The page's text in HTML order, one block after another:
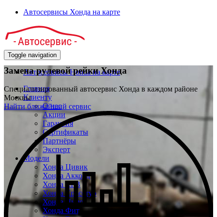
Автосервисы Хонда на карте
Toggle navigation
Автосервисы Honda на карте
Главная
Клиенту
О нас
Акции
Гарантия
Сертификаты
Партнёры
Эксперт
Модели
Хонда Цивик
Хонда Аккорд
Хонда СРВ
Хонда Кросстур
Хонда Пилот
Хонда Фит
Замена рулевой рейки Хонда
Специализированный автосервис Хонда в каждом районе
Москвы
Найти ближайший сервис